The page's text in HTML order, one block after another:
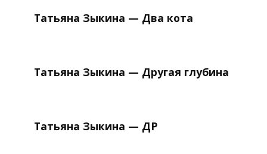
Татьяна Зыкина — Два кота
Татьяна Зыкина — Другая глубина
Татьяна Зыкина — ДР